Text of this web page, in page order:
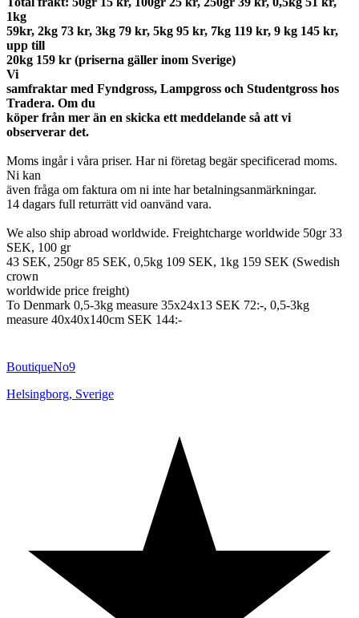
1kg
59kr, 2kg 73 kr, 3kg 79 kr, 5kg 95 kr, 7kg 119 kr, 9 kg 145 kr,
upp till
20kg 159 kr (priserna gäller inom Sverige)
Vi
samfraktar med Fyndgross, Lampgross och Studentgross hos
Tradera. Om du
köper från mer än en skicka ett meddelande så att vi
observerar det.
Moms ingår i våra priser. Har ni företag begär specificerad moms.
Ni kan
även fråga om faktura om ni inte har betalningsanmärkningar.
14 dagars full returrätt vid oanvänd vara.
We also ship abroad worldwide. Freightcharge worldwide 50gr 33
SEK, 100 gr
43 SEK, 250gr 85 SEK, 0,5kg 109 SEK, 1kg 159 SEK (Swedish
crown
worldwide price freight)
To Denmark 0,5-3kg measure 35x24x13 SEK 72:-, 0,5-3kg
measure 40x40x140cm SEK 144:-
BoutiqueNo9
Helsingborg, Sverige